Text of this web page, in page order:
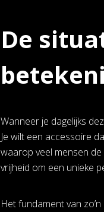
De
Wanneer je dagelijks
Je wilt een accessoire
waarop veel mensen
vrijheid om een unieke
Het fundament van